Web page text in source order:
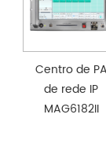
Centro de PA
de rede IP
MAG6182II